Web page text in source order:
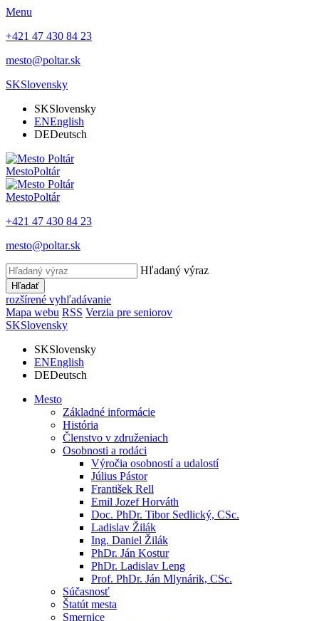
Menu
+421 47 430 84 23
mesto@poltar.sk
SKSlovensky
SKSlovensky
ENEnglish
DEDeutsch
MestoPoltár
MestoPoltár
+421 47 430 84 23
mesto@poltar.sk
Hľadaný výraz
Hľadať
rozšírené vyhľadávanie
Mapa webu RSS Verzia pre seniorov
SKSlovensky
SKSlovensky
ENEnglish
DEDeutsch
Mesto
Základné informácie
História
Členstvo v združeniach
Osobnosti a rodáci
Výročia osobností a udalostí
Július Pástor
František Rell
Emil Jozef Horváth
Doc. PhDr. Tibor Sedlický, CSc.
Ladislav Žilák
Ing. Daniel Žilák
PhDr. Ján Kostur
PhDr. Ladislav Leng
Prof. PhDr. Ján Mlynárik, CSc.
Súčasnosť
Štatút mesta
Smernice